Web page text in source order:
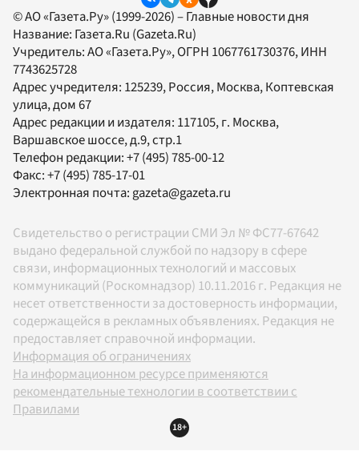
© АО «Газета.Ру» (1999-2026) – Главные новости дня
Название: Газета.Ru (Gazeta.Ru)
Учредитель:АО «Газета.Ру», ОГРН 1067761730376, ИНН
7743625728
Адрес учредителя: 125239, Россия, Москва, Коптевская
улица, дом 67
Адрес редакции и издателя: 117105, г. Москва,
Варшавское шоссе, д.9, стр.1
Телефон редакции:+7 (495) 785-00-12
Факс:+7 (495) 785-17-01
Электронная почта: gazeta@gazeta.ru
Свидетельство о регистрации СМИ Эл № ФС77-67642
выдано федеральной службой по надзору в сфере
связи, информационных технологий и массовых
коммуникаций (Роскомнадзор) 10.11.2016 г. Редакция не
несет ответственности за достоверность информации,
содержащейся в рекламных объявлениях. Редакция не
предоставляет справочной информации.
Информация об ограничениях
На информационном ресурсе применяются
рекомендательные технологии в соответствии с
Правилами
18+